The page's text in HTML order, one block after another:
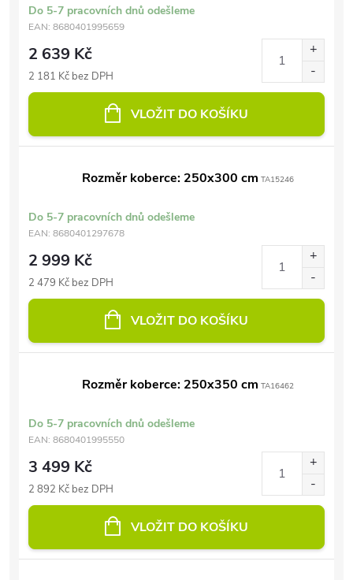
Do 5-7 pracovních dnů odešleme
EAN: 8680401995659
2 639 Kč
2 181 Kč bez DPH
VLOŽIT DO KOŠÍKU
Rozměr koberce: 250x300 cm TA15246
Do 5-7 pracovních dnů odešleme
EAN: 8680401297678
2 999 Kč
2 479 Kč bez DPH
VLOŽIT DO KOŠÍKU
Rozměr koberce: 250x350 cm TA16462
Do 5-7 pracovních dnů odešleme
EAN: 8680401995550
3 499 Kč
2 892 Kč bez DPH
VLOŽIT DO KOŠÍKU